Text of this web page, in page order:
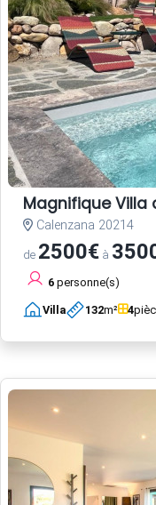
Magnifique Villa
Calenzana 20214
de 2500€ à
6 personne(s)
Villa 132m² 4